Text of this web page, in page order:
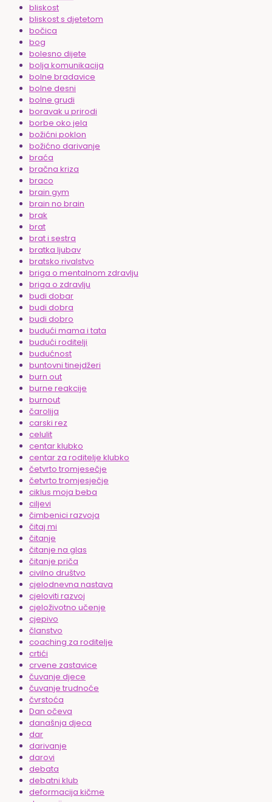
bliskost
bliskost s djetetom
bočica
bog
bolesno dijete
bolja komunikacija
bolne bradavice
bolne desni
bolne grudi
boravak u prirodi
borbe oko jela
božićni poklon
božićno darivanje
braća
bračna kriza
braco
brain gym
brain no brain
brak
brat
brat i sestra
bratka ljubav
bratsko rivalstvo
briga o mentalnom zdravlju
briga o zdravlju
budi dobar
budi dobra
budi dobro
budući mama i tata
budući roditelji
budućnost
buntovni tinejdžeri
burn out
burne reakcije
burnout
čarolija
carski rez
celulit
centar klubko
centar za roditelje klubko
četvrto tromjesečje
četvrto tromjesječje
ciklus moja beba
ciljevi
čimbenici razvoja
čitaj mi
čitanje
čitanje na glas
čitanje priča
civilno društvo
cjelodnevna nastava
cjeloviti razvoj
cjeloživotno učenje
cjepivo
članstvo
coaching za roditelje
crtići
crvene zastavice
čuvanje djece
čuvanje trudnoće
čvrstoća
Dan očeva
današnja djeca
dar
darivanje
darovi
debata
debatni klub
deformacija kičme